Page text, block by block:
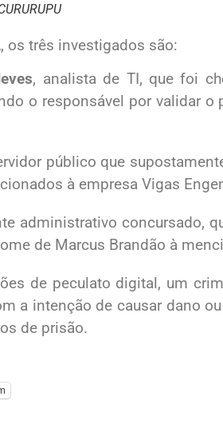
os três investigados são:
, analista de TI, que foi
o responsável por validar
público que
à empresa Vigas
administrativo concursado,
de Marcus Brandão à
de peculato digital, um
a intenção de causar dano
de prisão.